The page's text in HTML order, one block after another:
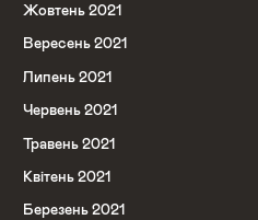
Жовтень 2021
Вересень 2021
Липень 2021
Червень 2021
Травень 2021
Квітень 2021
Березень 2021